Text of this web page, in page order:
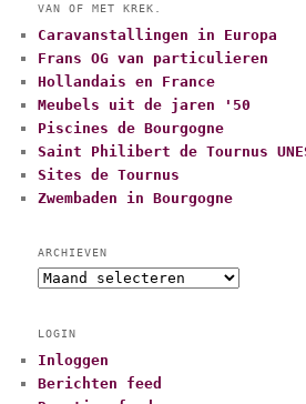
VAN OF MET KREK.
Caravanstallingen in Europa
Frans OG van particulieren
Hollandais en France
Meubels uit de jaren '50
Piscines de Bourgogne
Saint Philibert de Tournus
Sites de Tournus
Zwembaden in Bourgogne
ARCHIEVEN
A
h
i
e
LOGIN
Inloggen
Berichten feed